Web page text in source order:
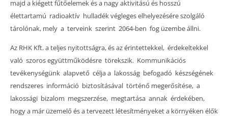
majd a kiégett fűtőelemek és a nagy aktivitású és hosszú
élettartamú radioaktív hulladék végleges elhelyezésére szolgáló
tárolónak, mely a terveink szerint 2064-ben fog üzembe állni.
Az RHK Kft. a teljes nyitottságra, és az érintettekkel, érdekeltekkel
való szoros együttműködésre törekszik. Kommunikációs
tevékenységünk alapvető célja a lakosság befogadó készségének
rendszeres információ biztosításával történő megerősítése, a
lakossági bizalom megszerzése, megtartása annak érdekében,
hogy a már üzemelő és a tervezett létesítményeket a környéken élők